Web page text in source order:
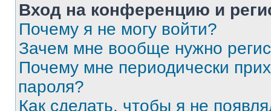
Вход на конференцию и
Почему я не могу войти?
Зачем мне вообще нужно
Почему мне периодически
пароля?
Как сделать, чтобы я не